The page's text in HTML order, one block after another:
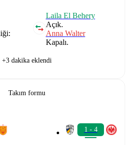
Laila El Behery
Açık.
Anna Walter
Kapalı.
+3 dakika eklendi
Takım formu
1 - 4